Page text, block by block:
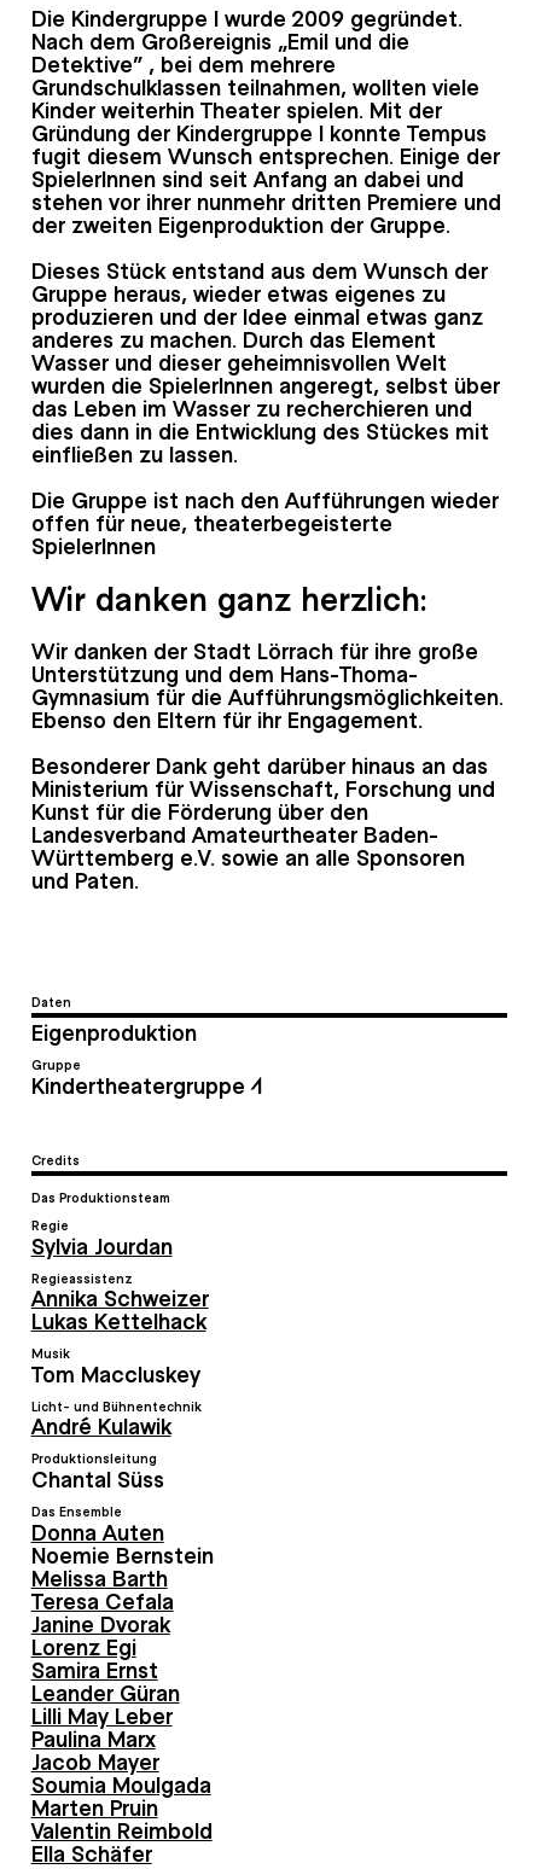
Die Kindergruppe I wurde 2009 gegründet.
Nach dem Großereignis „Emil und die
Detektive“ , bei dem mehrere
Grundschulklassen teilnahmen, wollten viele
Kinder weiterhin Theater spielen. Mit der
Gründung der Kindergruppe I konnte Tempus
fugit diesem Wunsch entsprechen. Einige der
SpielerInnen sind seit Anfang an dabei und
stehen vor ihrer nunmehr dritten Premiere und
der zweiten Eigenproduktion der Gruppe.
Dieses Stück entstand aus dem Wunsch der
Gruppe heraus, wieder etwas eigenes zu
produzieren und der Idee einmal etwas ganz
anderes zu machen. Durch das Element
Wasser und dieser geheimnisvollen Welt
wurden die SpielerInnen angeregt, selbst über
das Leben im Wasser zu recherchieren und
dies dann in die Entwicklung des Stückes mit
einfließen zu lassen.
Die Gruppe ist nach den Aufführungen wieder
offen für neue, theaterbegeisterte
SpielerInnen
Wir danken ganz herzlich:
Wir danken der Stadt Lörrach für ihre große
Unterstützung und dem Hans-Thoma-
Gymnasium für die Aufführungsmöglichkeiten.
Ebenso den Eltern für ihr Engagement.
Besonderer Dank geht darüber hinaus an das
Ministerium für Wissenschaft, Forschung und
Kunst für die Förderung über den
Landesverband Amateurtheater Baden-
Württemberg e.V. sowie an alle Sponsoren
und Paten.
Daten
Eigenproduktion
Gruppe
Kindertheatergruppe 1
Credits
Das Produktionsteam
Regie
Sylvia Jourdan
Regieassistenz
Annika Schweizer
Lukas Kettelhack
Musik
Tom Maccluskey
Licht- und Bühnentechnik
André Kulawik
Produktionsleitung
Chantal Süss
Das Ensemble
Donna Auten
Noemie Bernstein
Melissa Barth
Teresa Cefala
Janine Dvorak
Lorenz Egi
Samira Ernst
Leander Güran
Lilli May Leber
Paulina Marx
Jacob Mayer
Soumia Moulgada
Marten Pruin
Valentin Reimbold
Ella Schäfer